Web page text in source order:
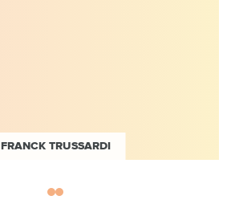
FRANCK TRUSSARDI